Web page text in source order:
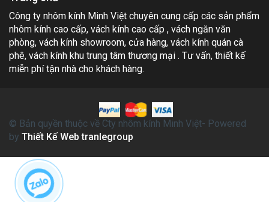
Công ty nhôm kính Minh Việt chuyên cung cấp các sản phẩm
nhôm kính cao cấp, vách kính cao cấp , vách ngăn văn
phòng, vách kính showroom, cửa hàng, vách kính quán cà
phê, vách kính khu trung tâm thương mại . Tư vấn, thiết kế
miễn phí tận nhà cho khách hàng.
© Bản quyền thuộc về Cty nhôm kính Minh Việt- Powered
by Thiết Kế Web tranlegroup